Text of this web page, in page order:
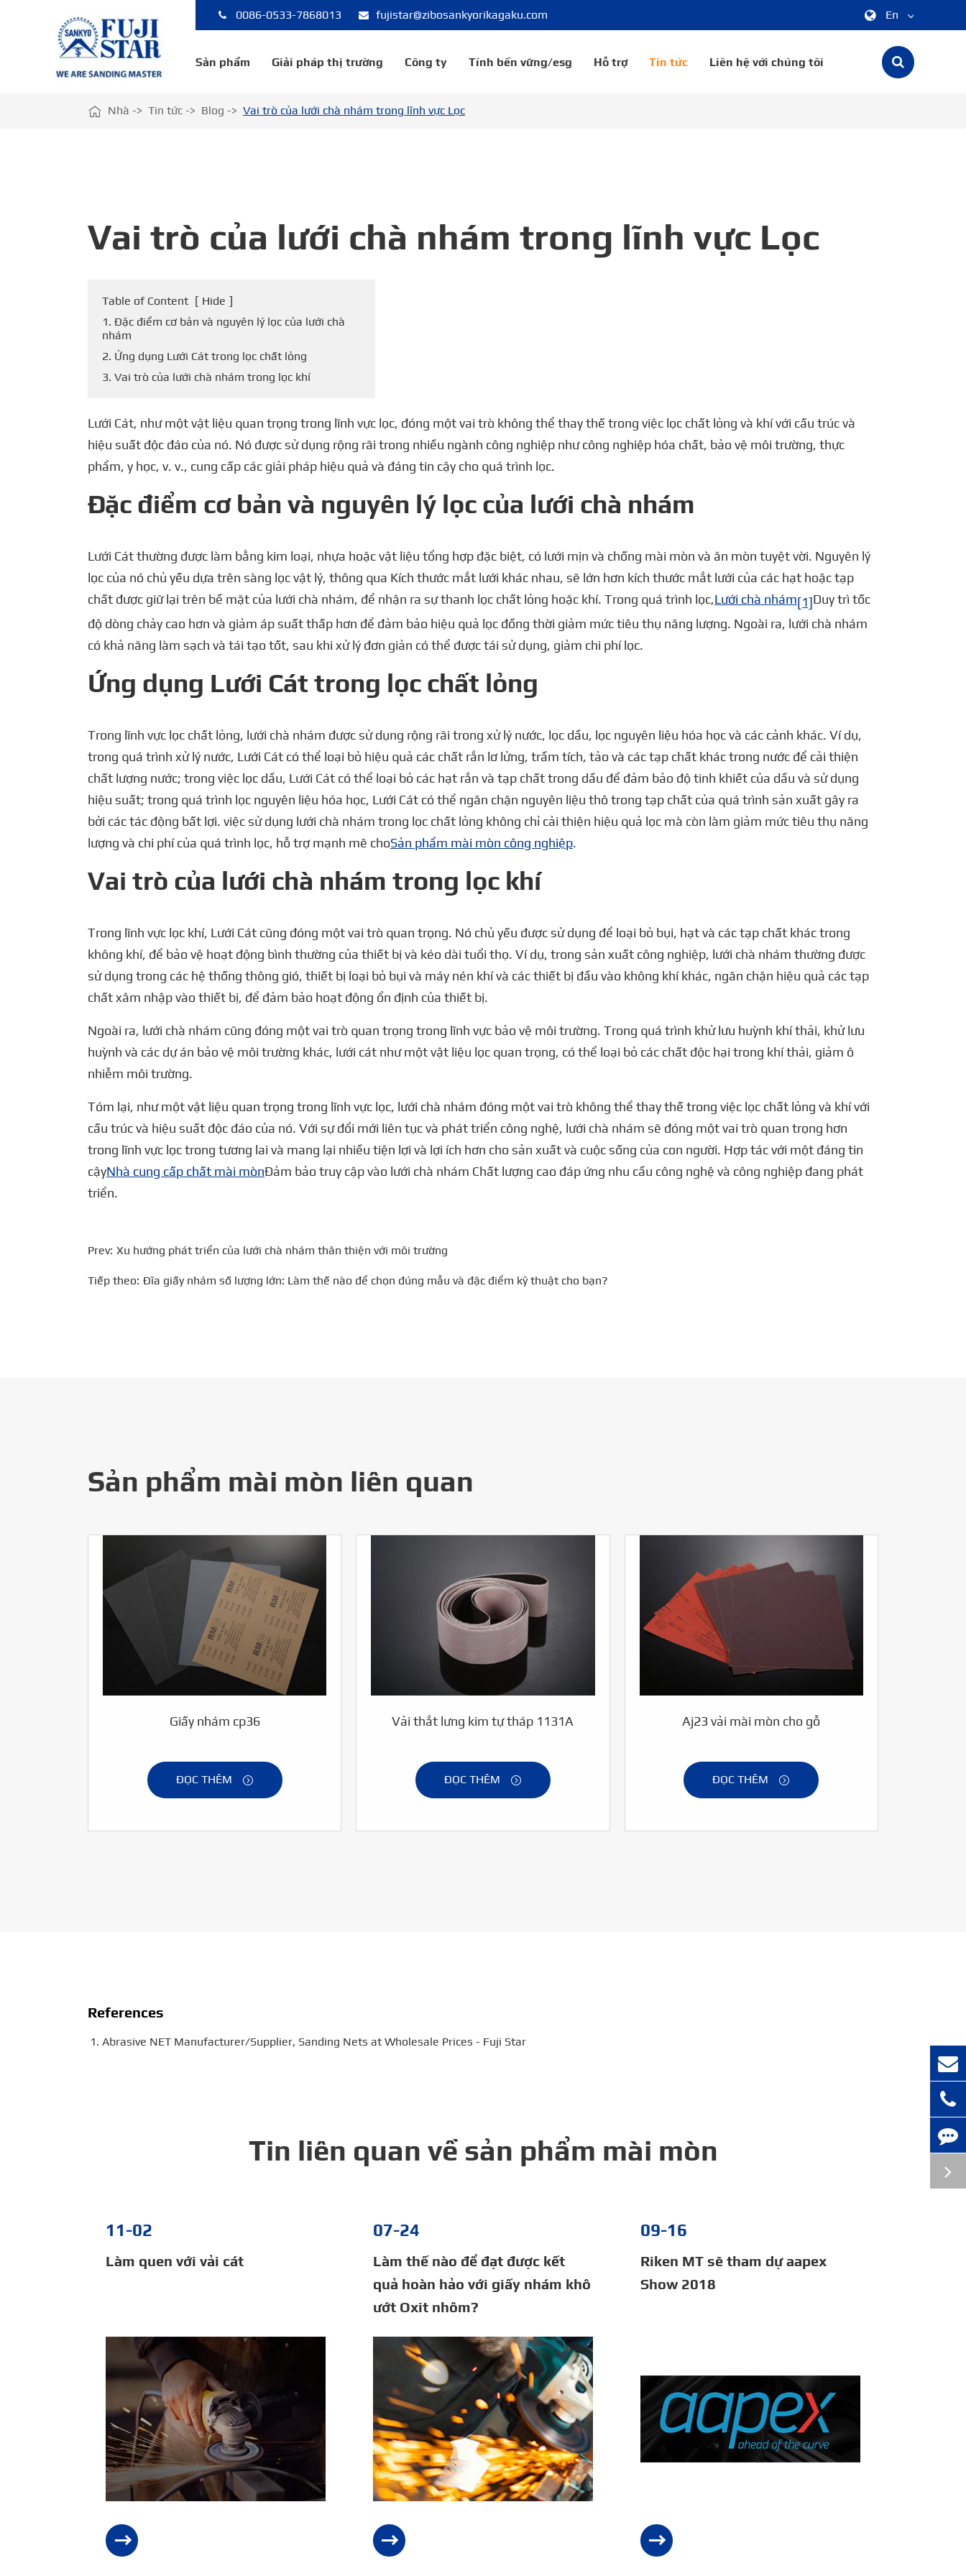
0086-0533-7868013 fujistar@zibosankyorikagaku.com En
italiano
Polska
Sản phẩm Giải pháp thị trường Công ty Tính bền vững/esg Hỗ trợ Tin tức Liên hệ với chúng tôi
 Nhà Tin tức Blog Vai trò của lưới chà nhám trong lĩnh vực Lọc
Vai trò của lưới chà nhám trong lĩnh vực Lọc
Table of Content [ Hide ]
1. Đặc điểm cơ bản và nguyên lý lọc của lưới chà
nhám
2. Ứng dụng Lưới Cát trong lọc chất lỏng
3. Vai trò của lưới chà nhám trong lọc khí
Lưới Cát, như một vật liệu quan trọng trong lĩnh vực lọc, đóng một vai trò không thể thay thế trong việc lọc chất lỏng và khí với cấu trúc và
hiệu suất độc đáo của nó. Nó được sử dụng rộng rãi trong nhiều ngành công nghiệp như công nghiệp hóa chất, bảo vệ môi trường, thực
phẩm, y học, v. v., cung cấp các giải pháp hiệu quả và đáng tin cậy cho quá trình lọc.
Đặc điểm cơ bản và nguyên lý lọc của lưới chà nhám
Lưới Cát thường được làm bằng kim loại, nhựa hoặc vật liệu tổng hợp đặc biệt, có lưới mịn và chống mài mòn và ăn mòn tuyệt vời. Nguyên lý
lọc của nó chủ yếu dựa trên sàng lọc vật lý, thông qua Kích thước mắt lưới khác nhau, sẽ lớn hơn kích thước mắt lưới của các hạt hoặc tạp
chất được giữ lại trên bề mặt của lưới chà nhám, để nhận ra sự thanh lọc chất lỏng hoặc khí. Trong quá trình lọc,Lưới chà nhám[1]Duy trì tốc
độ dòng chảy cao hơn và giảm áp suất thấp hơn để đảm bảo hiệu quả lọc đồng thời giảm mức tiêu thụ năng lượng. Ngoài ra, lưới chà nhám
có khả năng làm sạch và tái tạo tốt, sau khi xử lý đơn giản có thể được tái sử dụng, giảm chi phí lọc.
Ứng dụng Lưới Cát trong lọc chất lỏng
Trong lĩnh vực lọc chất lỏng, lưới chà nhám được sử dụng rộng rãi trong xử lý nước, lọc dầu, lọc nguyên liệu hóa học và các cảnh khác. Ví dụ,
trong quá trình xử lý nước, Lưới Cát có thể loại bỏ hiệu quả các chất rắn lơ lửng, trầm tích, tảo và các tạp chất khác trong nước để cải thiện
chất lượng nước; trong việc lọc dầu, Lưới Cát có thể loại bỏ các hạt rắn và tạp chất trong dầu để đảm bảo độ tinh khiết của dầu và sử dụng
hiệu suất; trong quá trình lọc nguyên liệu hóa học, Lưới Cát có thể ngăn chặn nguyên liệu thô trong tạp chất của quá trình sản xuất gây ra
bởi các tác động bất lợi. việc sử dụng lưới chà nhám trong lọc chất lỏng không chỉ cải thiện hiệu quả lọc mà còn làm giảm mức tiêu thụ năng
lượng và chi phí của quá trình lọc, hỗ trợ mạnh mẽ choSản phẩm mài mòn công nghiệp.
Vai trò của lưới chà nhám trong lọc khí
Trong lĩnh vực lọc khí, Lưới Cát cũng đóng một vai trò quan trọng. Nó chủ yếu được sử dụng để loại bỏ bụi, hạt và các tạp chất khác trong
không khí, để bảo vệ hoạt động bình thường của thiết bị và kéo dài tuổi thọ. Ví dụ, trong sản xuất công nghiệp, lưới chà nhám thường được
sử dụng trong các hệ thống thông gió, thiết bị loại bỏ bụi và máy nén khí và các thiết bị đầu vào không khí khác, ngăn chặn hiệu quả các tạp
chất xâm nhập vào thiết bị, để đảm bảo hoạt động ổn định của thiết bị.
Ngoài ra, lưới chà nhám cũng đóng một vai trò quan trọng trong lĩnh vực bảo vệ môi trường. Trong quá trình khử lưu huỳnh khí thải, khử lưu
huỳnh và các dự án bảo vệ môi trường khác, lưới cát như một vật liệu lọc quan trọng, có thể loại bỏ các chất độc hại trong khí thải, giảm ô
nhiễm môi trường.
Tóm lại, như một vật liệu quan trọng trong lĩnh vực lọc, lưới chà nhám đóng một vai trò không thể thay thế trong việc lọc chất lỏng và khí với
cấu trúc và hiệu suất độc đáo của nó. Với sự đổi mới liên tục và phát triển công nghệ, lưới chà nhám sẽ đóng một vai trò quan trọng hơn
trong lĩnh vực lọc trong tương lai và mang lại nhiều tiện lợi và lợi ích hơn cho sản xuất và cuộc sống của con người. Hợp tác với một đáng tin
cậyNhà cung cấp chất mài mònĐảm bảo truy cập vào lưới chà nhám Chất lượng cao đáp ứng nhu cầu công nghệ và công nghiệp đang phát
triển.
Prev: Xu hướng phát triển của lưới chà nhám thân thiện với môi trường
Tiếp theo: Đĩa giấy nhám số lượng lớn: Làm thế nào để chọn đúng mẫu và đặc điểm kỹ thuật cho bạn?
Sản phẩm mài mòn liên quan
Giấy nhám cp36
ĐỌC THÊM 
Vải thắt lưng kim tự tháp 1131A
ĐỌC THÊM 
Aj23 vải mài mòn cho gỗ
ĐỌC THÊM 
References
Abrasive NET Manufacturer/Supplier, Sanding Nets at Wholesale Prices - Fuji Star
Tin liên quan về sản phẩm mài mòn
11-02
Làm quen với vải cát
07-24
Làm thế nào để đạt được kết
quả hoàn hảo với giấy nhám khô
ướt Oxit nhôm?
09-16
Riken MT sẽ tham dự aapex
Show 2018